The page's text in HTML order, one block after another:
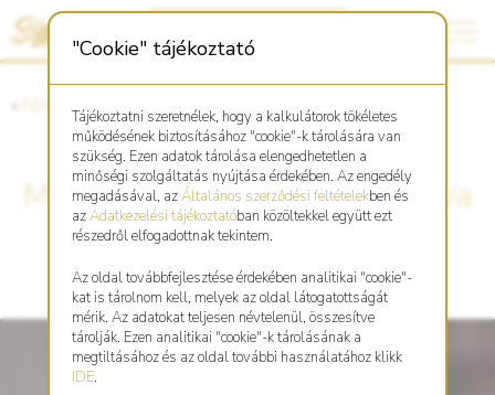
"Cookie" tájékoztató
Tájékoztatni szeretnélek, hogy a kalkulátorok tökéletes
működésének biztosításához "cookie"-k tárolására van
szükség. Ezen adatok tárolása elengedhetetlen a
minőségi szolgáltatás nyújtása érdekében. Az engedély
megadásával, azÁltalános szerződési feltételekben és
azAdatkezelési tájékoztatóban közöltekkel együtt ezt
részedről elfogadottnak tekintem.
Az oldal továbbfejlesztése érdekében analitikai "cookie"-
kat is tárolnom kell, melyek az oldal látogatottságát
mérik. Az adatokat teljesen névtelenül, összesítve
tárolják. Ezen analitikai "cookie"-k tárolásának a
megtiltásához és az oldal további használatához klikk
IDE.
Főoldal«Asztro Shop
Mahagóni fából faragott Kutya
kulcstartó